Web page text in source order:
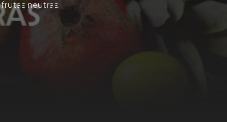
neutras.